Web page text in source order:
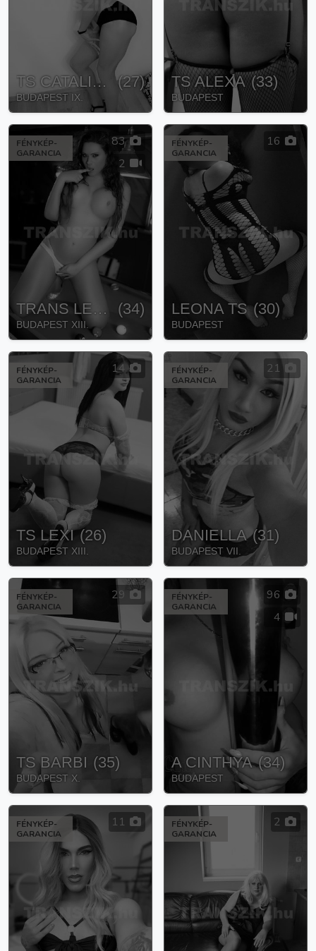
TS CATALINA (27)
BUDAPEST IX.
TS ALEXA (33)
BUDAPEST
FÉNYKÉP-
GARANCIA
83
2
TRANS LEONA (34)
BUDAPEST XIII.
FÉNYKÉP-
GARANCIA
16
LEONA TS (30)
BUDAPEST
FÉNYKÉP-
GARANCIA
14
TS LEXI (26)
BUDAPEST XIII.
FÉNYKÉP-
GARANCIA
21
DANIELLA (31)
BUDAPEST VII.
FÉNYKÉP-
GARANCIA
29
TS BARBI (35)
BUDAPEST X.
FÉNYKÉP-
GARANCIA
96
4
A CINTHYA (34)
BUDAPEST
FÉNYKÉP-
GARANCIA
11
FÉNYKÉP-
GARANCIA
2